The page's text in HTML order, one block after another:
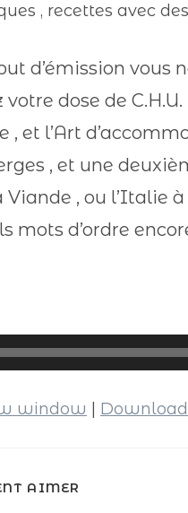
, recettes avec
d’émission
dose de
et l’Art
, et une
, ou l’Italie
mots d’ordre
window Download
AIMER